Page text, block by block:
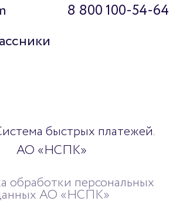
8 800 100-54-64
быстрых платежей.
АО «НСПК»
обработки персональных
АО «НСПК»